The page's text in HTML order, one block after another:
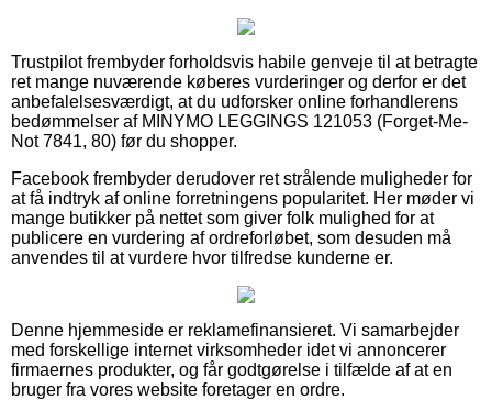
Trustpilot frembyder forholdsvis habile genveje til at betragte
ret mange nuværende køberes vurderinger og derfor er det
anbefalelsesværdigt, at du udforsker online forhandlerens
bedømmelser af MINYMO LEGGINGS 121053 (Forget-Me-
Not 7841, 80) før du shopper.
Facebook frembyder derudover ret strålende muligheder for
at få indtryk af online forretningens popularitet. Her møder vi
mange butikker på nettet som giver folk mulighed for at
publicere en vurdering af ordreforløbet, som desuden må
anvendes til at vurdere hvor tilfredse kunderne er.
Denne hjemmeside er reklamefinansieret. Vi samarbejder
med forskellige internet virksomheder idet vi annoncerer
firmaernes produkter, og får godtgørelse i tilfælde af at en
bruger fra vores website foretager en ordre.